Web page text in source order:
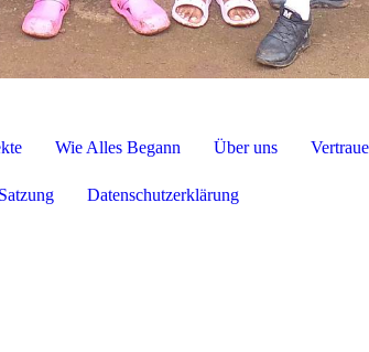
Wie Alles Begann Über uns
Satzung Datenschutzerklärung